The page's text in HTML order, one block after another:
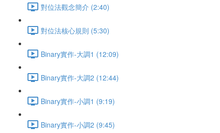
對位法觀念簡介 (2:40)
對位法核心規則 (5:30)
Binary實作-大調1 (12:09)
Binary實作-大調2 (12:44)
Binary實作-小調1 (9:19)
Binary實作-小調2 (9:45)